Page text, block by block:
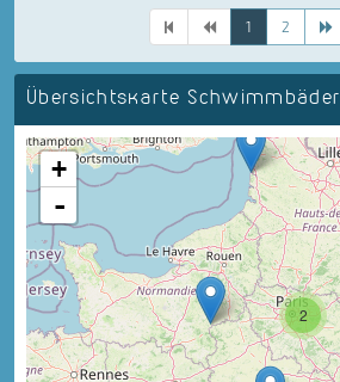
1 2
Übersichtskarte
2
+
-